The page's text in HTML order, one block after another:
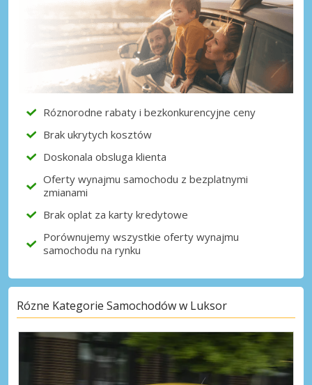
Róznorodne rabaty i bezkonkurencyjne ceny
Brak ukrytych kosztów
Doskonala obsluga klienta
Oferty wynajmu samochodu z bezplatnymi
zmianami
Brak oplat za karty kredytowe
Porównujemy wszystkie oferty wynajmu
samochodu na rynku
Rózne Kategorie Samochodów w Luksor